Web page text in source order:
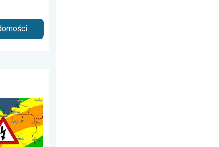
20 czerwca 2026
Ostrzeżenie pogodowe. . . sobota, 1 sierpnia 2026